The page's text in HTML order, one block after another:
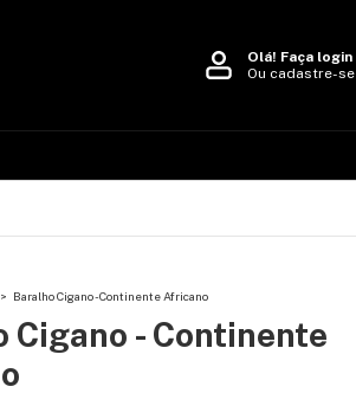
Olá! Faça login
Ou cadastre-se
> Baralho Cigano - Continente Africano
Cigano - Continente